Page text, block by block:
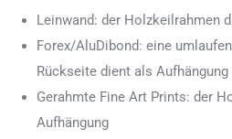
Leinwand: der Holzkeilrahmen
Forex/AluDibond: eine
Rückseite dient als Aufhängung
Gerahmte Fine Art Prints: der
Aufhängung